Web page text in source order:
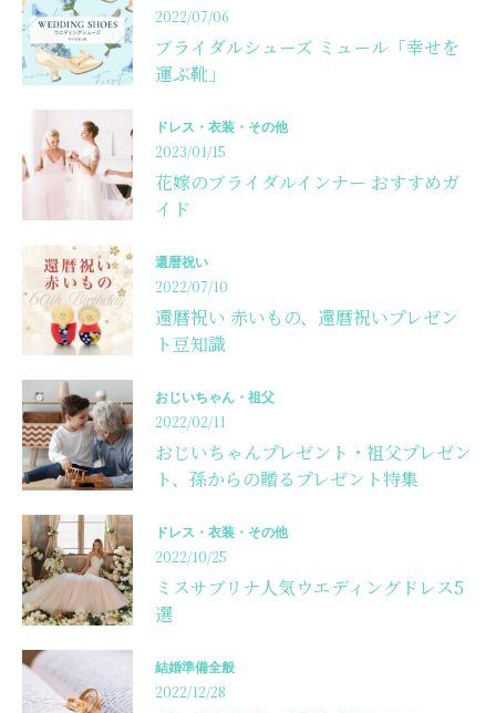
2022/07/06
ブライダルシューズ ミュール「幸せを
運ぶ靴」
ドレス・衣装・その他
2023/01/15
花嫁のブライダルインナー おすすめガ
イド
還暦祝い
2022/07/10
還暦祝い 赤いもの、還暦祝いプレゼン
ト豆知識
おじいちゃん・祖父
2022/02/11
おじいちゃんプレゼント・祖父プレゼン
ト、孫からの贈るプレゼント特集
ドレス・衣装・その他
2022/10/25
ミスサブリナ人気ウエディングドレス5
選
結婚準備全般
2022/12/28